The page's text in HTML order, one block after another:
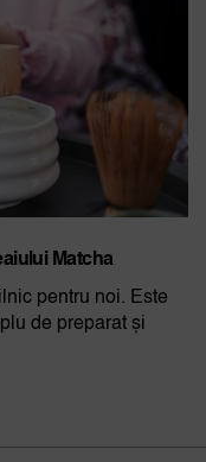
Matcha
pentru noi. Este
de preparat și